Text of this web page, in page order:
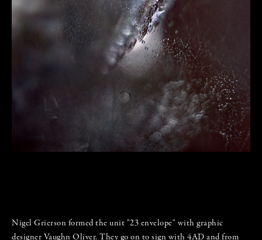
Nigel Grierson formed the unit "23 envelope" with graphic
designer Vaughn Oliver. They go on to sign with 4AD and from